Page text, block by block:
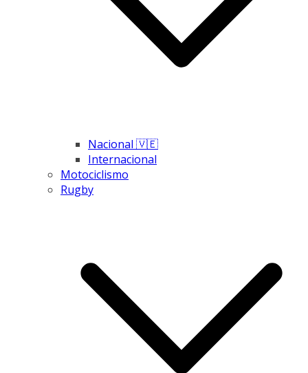
Nacional 🇻🇪
Internacional
Motociclismo
Rugby